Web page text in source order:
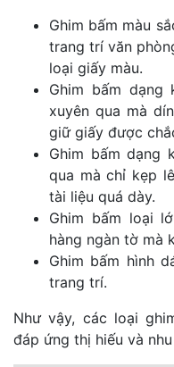
Ghim bấm màu
trang trí văn
loại giấy màu.
Ghim bấm dạng
xuyên qua mà
giữ giấy được
Ghim bấm dạng
qua mà chỉ kẹp
tài liệu quá dày.
Ghim bấm loại
hàng ngàn tờ mà
Ghim bấm hình
trang trí.
Như vậy, các loại
đáp ứng thị hiếu và